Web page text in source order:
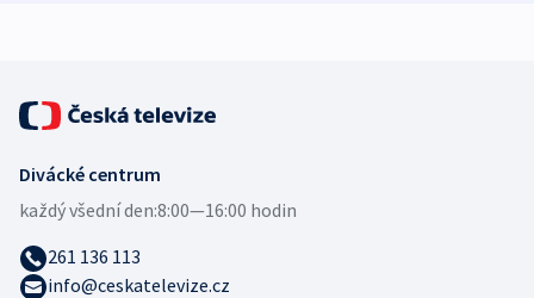
Divácké centrum
každý všední den:8:00—16:00 hodin
261 136 113
info@ceskatelevize.cz